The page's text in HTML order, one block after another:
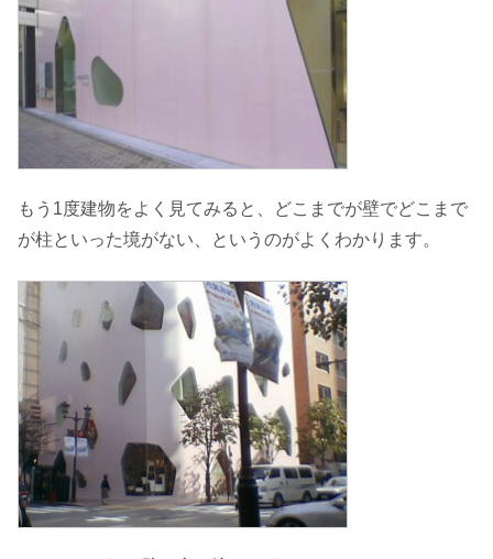
もう1度建物をよく見てみると、どこまでが壁でどこまで
が柱といった境がない、というのがよくわかります。